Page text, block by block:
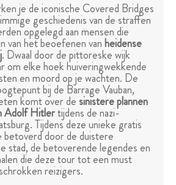
je de iconische Covered Bridges
geschiedenis van de straffen
opgelegd aan mensen die
van het beoefenen vanheidense
. Dwaal door de pittoreske wijk
om elke hoek huiveringwekkende
en moord op je wachten. De
bij de Barrage Vauban,
komt over de sinistere plannen
Adolf Hitlertijdens de nazi-
Tijdens deze unieke gratis
betoverd door de duistere
stad, de betoverende legendes en
die deze tour tot een must
reizigers.